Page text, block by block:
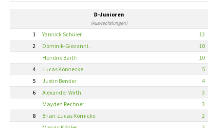
D-Junioren
(Auswechslungen)
1 Yannick Schüler
13
2
Dominik-Giovanni .
10
Hendrik Barth
10
4
Lucas Könnecke
5
5
Justin Bender
4
6
Alexander Wirth
3
Mayden Rechner
3
8
Brian-Lucas Körnicke
2